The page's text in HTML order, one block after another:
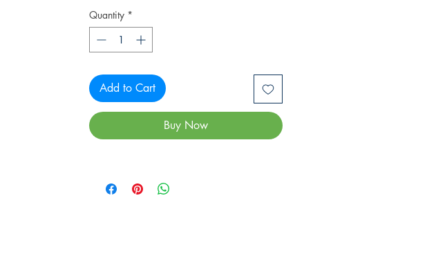
Quantity *
Add to Cart
Buy Now